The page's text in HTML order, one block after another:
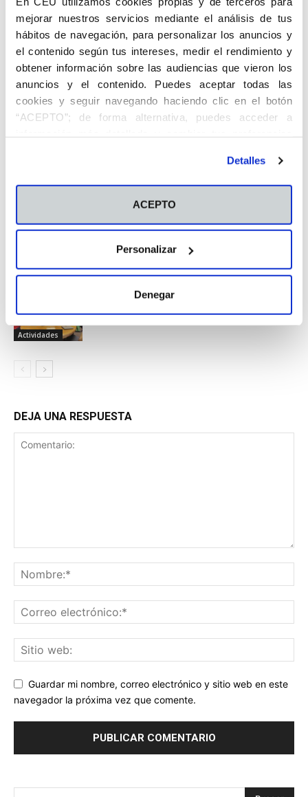
mejorar nuestros servicios mediante el análisis de tus
hábitos de navegación, para personalizar los anuncios y
el contenido según tus intereses, medir el rendimiento y
obtener información sobre las audiencias que vieron los
anuncios y el contenido. Puedes aceptar todas las
cookies y seguir navegando haciendo clic en el botón
“ACEPTO”; de forma alternativa, puedes acceder a
en el botón "Personalizar". Para más información puedes
visitar nuestra Política de Cookies
Detalles
ACEPTO
Personalizar
Denegar
Actividades
Actualidad
Escucha FP NOW: El tercer maestro de
la educación
Entrevistas
Marisol Folgado, Premio Ángel Herrera
La coordinación, elemento clave en la
gestión de una catástrofe
Actualidad
Nueva Ley de Formación Profesional
Actividades
Gamificación como atributo de valor
diferencial
DEJA UNA RESPUESTA
Guardar mi nombre, correo electrónico y sitio web en este
navegador la próxima vez que comente.